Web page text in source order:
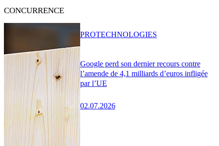
CONCURRENCE
Google perd son dernier recours contre
l’amende de 4,1 milliards d’euros infligée
par l’UE
02.07.2026
PROTECHNOLOGIES